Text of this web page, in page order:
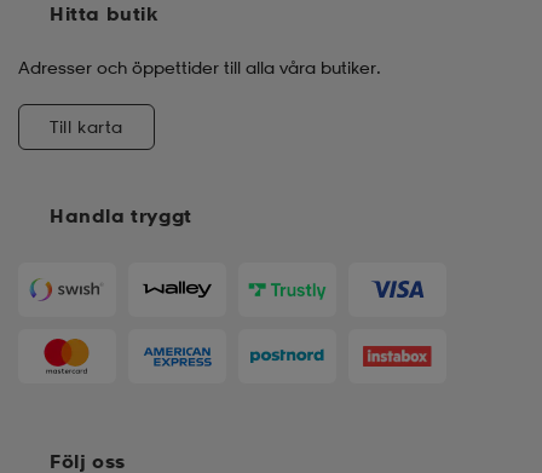
Handla tryggt
Hitta butik
Adresser och öppettider till alla våra butiker.
Till karta
Följ oss